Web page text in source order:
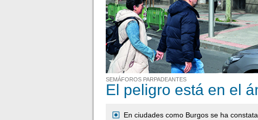
SEMÁFOROS PARPADEANTES
El peligro está en el
En ciudades como Burgos se ha